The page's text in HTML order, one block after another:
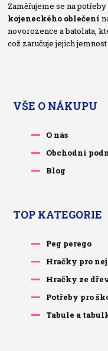
Zaměřujeme se na
kojeneckého oblečení
novorozence a batolata,
což zaručuje jejich
VŠE O NÁKUPU
O nás
Obchodní
Blog
TOP KATEGORIE
Peg perego
Hračky pro
Hračky ze
Potřeby pro
Tabule a